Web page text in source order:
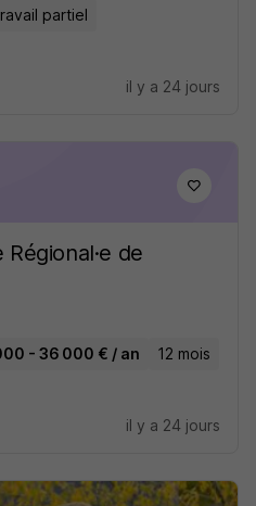
partiel
il y a 24 jours
de
- 36 000 € / an 12 mois
il y a 24 jours